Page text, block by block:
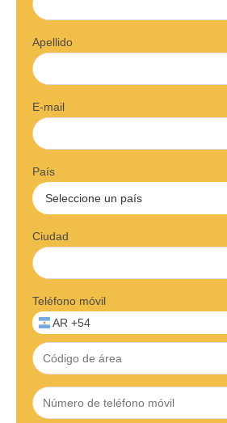
Apellido
E-mail
País
Ciudad
Teléfono móvil
AR +54